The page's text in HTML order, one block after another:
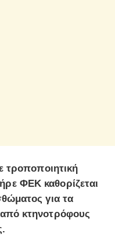
τροποποιητική
ΦΕΚ καθορίζεται
για τα
κτηνοτρόφους